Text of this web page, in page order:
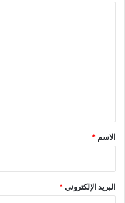
*
الاسم *
البريد الإلكتروني*